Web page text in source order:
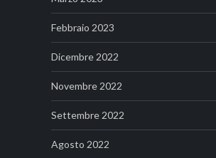
Febbraio 2023
Dicembre 2022
Novembre 2022
Settembre 2022
Agosto 2022